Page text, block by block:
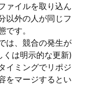
ァイルを取り込ん
以外の人が同じフ
です。
は、競合の発生が
は明示的な更新)
イミングでリポジ
をマージするとい